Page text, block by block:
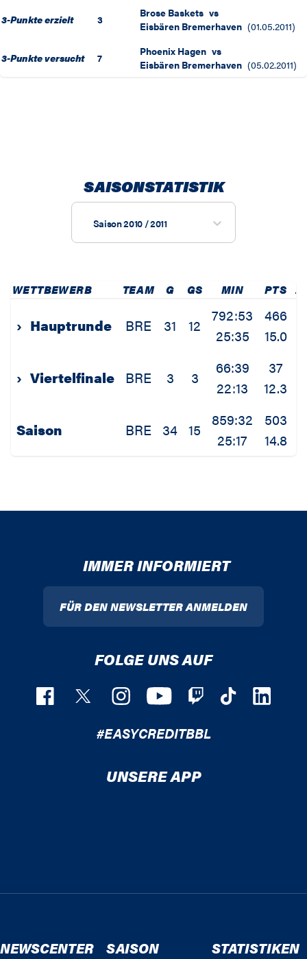
3-Punkte erzielt 3 Brose Baskets vs
Eisbären Bremerhaven (01.05.2011)
3-Punkte versucht 7 Phoenix Hagen vs
Eisbären Bremerhaven (05.02.2011)
SAISONSTATISTIK
Saison 2010 / 2011
WETTBEWERB TEAM G GS MIN PTS
› Hauptrunde BRE 31 12
792:53
25:35
466
15.0
› Viertelfinale BRE 3 3
66:39
22:13
37
12.3
Saison BRE 34 15
859:32
25:17
503
14.8
IMMER INFORMIERT
FÜR DEN NEWSLETTER ANMELDEN
FOLGE UNS AUF
#EASYCREDITBBL
UNSERE APP
NEWSCENTER SAISON STATISTIKEN